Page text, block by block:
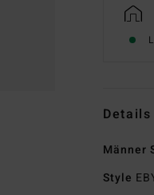
Männer
Style